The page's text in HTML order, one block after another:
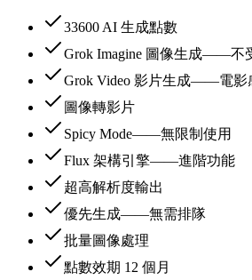
33600 AI 生成點數
Grok Imagine 圖像生成——不
Grok Video 影片生成——電影
圖像轉影片
Spicy Mode——無限制使用
Flux 架構引擎——進階功能
超高解析度輸出
優先生成——無需排隊
批量圖像處理
點數效期 12 個月